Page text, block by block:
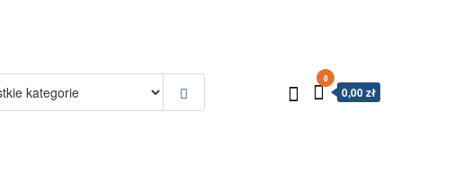
0
0,00 zł